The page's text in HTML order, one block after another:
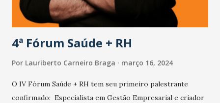
de 20 países. O diretor de ensino do Farias Brito, Marcelo
Pena, destaca a importância da instituição preparar seus
est...
4ª Fórum Saúde + RH
Por Lauriberto Carneiro Braga março 16, 2024
O IV Fórum Saúde + RH tem seu primeiro palestrante
confirmado: Especialista em Gestão Empresarial e criador